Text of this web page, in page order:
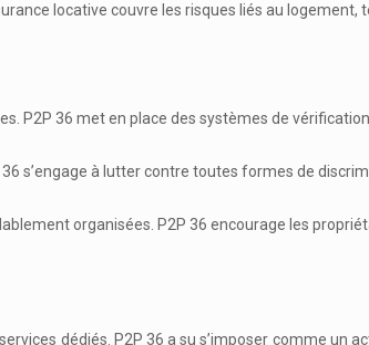
locative couvre les risques liés au logement,
P2P 36 met en place des systèmes de
s’engage à lutter contre toutes formes de
organisées. P2P 36 encourage les
dédiés. P2P 36 a su s’imposer comme un